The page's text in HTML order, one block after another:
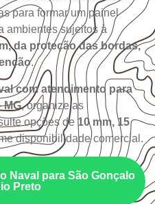
para formar um painel
ambientes sujeitos à
da proteção das bordas,
.
com atendimento para
MG, organize as
opções de 10 mm, 15
disponibilidade comercial.
Naval para São Gonçalo
Preto